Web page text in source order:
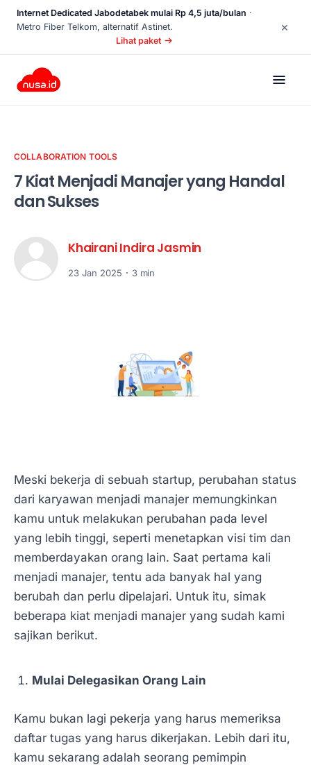
Internet Dedicated Jabodetabek mulai Rp 4,5 juta/bulan ·
Metro Fiber Telkom, alternatif Astinet.
Lihat paket
×
COLLABORATION TOOLS
7 Kiat Menjadi Manajer yang Handal
dan Sukses
Khairani Indira Jasmin
23 Jan 2025 3 min
Meski bekerja di sebuah startup, perubahan status
dari karyawan menjadi manajer memungkinkan
kamu untuk melakukan perubahan pada level
yang lebih tinggi, seperti menetapkan visi tim dan
memberdayakan orang lain. Saat pertama kali
menjadi manajer, tentu ada banyak hal yang
berubah dan perlu dipelajari. Untuk itu, simak
beberapa kiat menjadi manajer yang sudah kami
sajikan berikut.
Mulai Delegasikan Orang Lain
Kamu bukan lagi pekerja yang harus memeriksa
daftar tugas yang harus dikerjakan. Lebih dari itu,
kamu sekarang adalah seorang pemimpin